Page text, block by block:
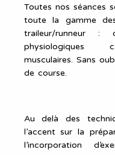
Toutes nos séances
toute la gamme
traileur/runneur :
physiologiques
musculaires. Sans
de course.
Au delà des
l’accent sur la
l’incorporation